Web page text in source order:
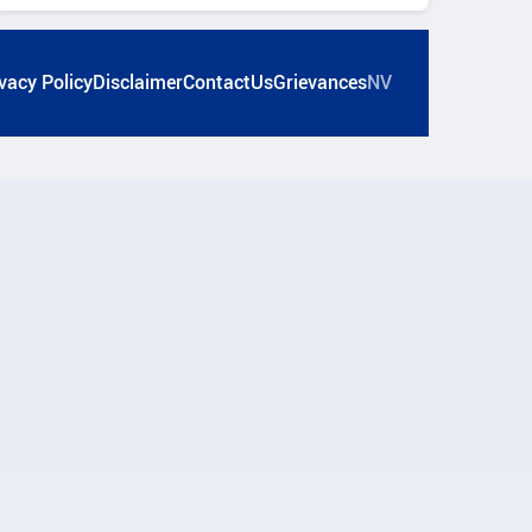
PolicyDisclaimerContactUsGrievancesNV